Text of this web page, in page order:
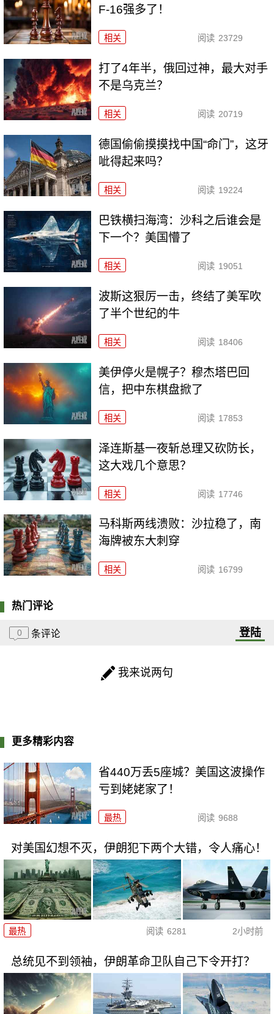
F-16强多了！
相关 阅读 23729
打了4年半，俄回过神，最大对手
不是乌克兰？
相关 阅读 20719
德国偷偷摸摸找中国“命门”，这牙
呲得起来吗？
相关 阅读 19224
巴铁横扫海湾：沙科之后谁会是
下一个？美国懵了
相关 阅读 19051
波斯这狠厉一击，终结了美军吹
了半个世纪的牛
相关 阅读 18406
美伊停火是幌子？穆杰塔巴回
信，把中东棋盘掀了
相关 阅读 17853
泽连斯基一夜斩总理又砍防长，
这大戏几个意思？
相关 阅读 17746
马科斯两线溃败：沙拉稳了，南
海牌被东大刺穿
相关 阅读 16799
热门评论
0 条评论 登陆
我来说两句
更多精彩内容
省440万丢5座城？美国这波操作
亏到姥姥家了！
最热 阅读 9688
对美国幻想不灭，伊朗犯下两个大错，令人痛心！
最热 阅读 6281 2小时前
总统见不到领袖，伊朗革命卫队自己下令开打？